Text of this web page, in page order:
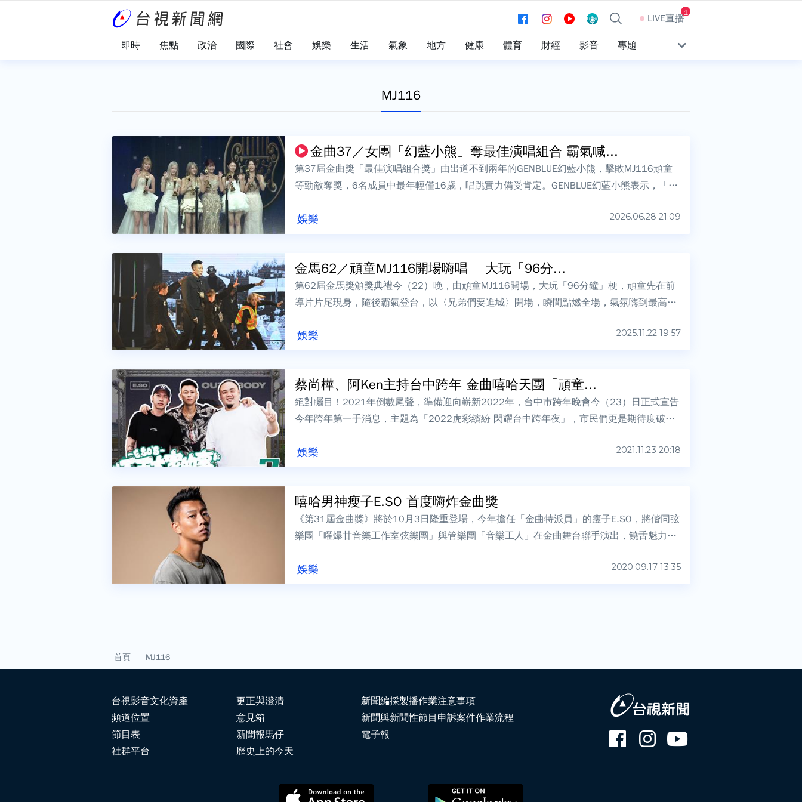
LIVE直播1
即時 焦點 政治 國際 社會 娛樂 生活 氣象 地方 健康 體育 財經 影音 專題
MJ116
娛樂
金曲37／女團「幻藍小熊」奪最佳演唱組合 霸氣喊...
2026.06.28 21:09
第37屆金曲獎「最佳演唱組合獎」由出道不到兩年的GENBLUE幻藍小熊，擊敗MJ116頑童
等勁敵奪獎，6名成員中最年輕僅16歲，唱跳實力備受肯定。GENBLUE幻藍小熊表示，「我
娛樂
金馬62／頑童MJ116開場嗨唱 大玩「96分...
2025.11.22 19:57
第62屆金馬獎頒獎典禮今（22）晚，由頑童MJ116開場，大玩「96分鐘」梗，頑童先在前
導片片尾現身，隨後霸氣登台，以〈兄弟們要進城〉開場，瞬間點燃全場，氣氛嗨到最高
娛樂
蔡尚樺、阿Ken主持台中跨年 金曲嘻哈天團「頑童...
2021.11.23 20:18
絕對矚目！2021年倒數尾聲，準備迎向嶄新2022年，台中市跨年晚會今（23）日正式宣告
今年跨年第一手消息，主題為「2022虎彩繽紛 閃耀台中跨年夜」，市民們更是期待度破
娛樂
嘻哈男神瘦子E.SO 首度嗨炸金曲獎
2020.09.17 13:35
《第31屆金曲獎》將於10月3日隆重登場，今年擔任「金曲特派員」的瘦子E.SO，將偕同弦
樂團「曜爆甘音樂工作室弦樂團」與管樂團「音樂工人」在金曲舞台聯手演出，饒舌魅力結
首頁 MJ116
台視影音文化資產
頻道位置
節目表
社群平台
更正與澄清
意見箱
新聞報馬仔
歷史上的今天
新聞編採製播作業注意事項
新聞與新聞性節目申訴案件作業流程
電子報